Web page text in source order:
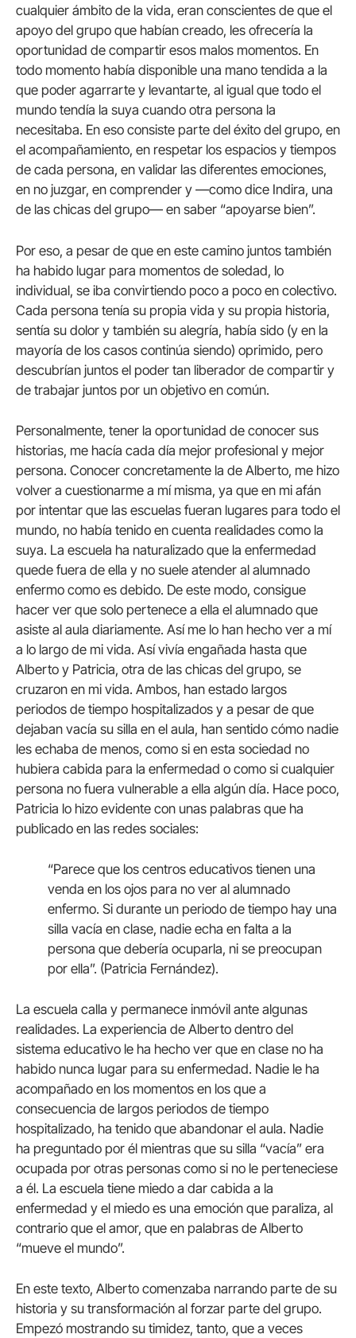
cualquier ámbito de la vida, eran conscientes de que el
apoyo del grupo que habían creado, les ofrecería la
oportunidad de compartir esos malos momentos. En
todo momento había disponible una mano tendida a la
que poder agarrarte y levantarte, al igual que todo el
mundo tendía la suya cuando otra persona la
necesitaba. En eso consiste parte del éxito del grupo, en
el acompañamiento, en respetar los espacios y tiempos
de cada persona, en validar las diferentes emociones,
en no juzgar, en comprender y —como dice Indira, una
de las chicas del grupo— en saber “apoyarse bien”.
Por eso, a pesar de que en este camino juntos también
ha habido lugar para momentos de soledad, lo
individual, se iba convirtiendo poco a poco en colectivo.
Cada persona tenía su propia vida y su propia historia,
sentía su dolor y también su alegría, había sido (y en la
mayoría de los casos continúa siendo) oprimido, pero
descubrían juntos el poder tan liberador de compartir y
de trabajar juntos por un objetivo en común.
Personalmente, tener la oportunidad de conocer sus
historias, me hacía cada día mejor profesional y mejor
persona. Conocer concretamente la de Alberto, me hizo
volver a cuestionarme a mí misma, ya que en mi afán
por intentar que las escuelas fueran lugares para todo el
mundo, no había tenido en cuenta realidades como la
suya. La escuela ha naturalizado que la enfermedad
quede fuera de ella y no suele atender al alumnado
enfermo como es debido. De este modo, consigue
hacer ver que solo pertenece a ella el alumnado que
asiste al aula diariamente. Así me lo han hecho ver a mí
a lo largo de mi vida. Así vivía engañada hasta que
Alberto y Patricia, otra de las chicas del grupo, se
cruzaron en mi vida. Ambos, han estado largos
periodos de tiempo hospitalizados y a pesar de que
dejaban vacía su silla en el aula, han sentido cómo nadie
les echaba de menos, como si en esta sociedad no
hubiera cabida para la enfermedad o como si cualquier
persona no fuera vulnerable a ella algún día. Hace poco,
Patricia lo hizo evidente con unas palabras que ha
publicado en las redes sociales:
“Parece que los centros educativos tienen una
venda en los ojos para no ver al alumnado
enfermo. Si durante un periodo de tiempo hay una
silla vacía en clase, nadie echa en falta a la
persona que debería ocuparla, ni se preocupan
por ella”. (Patricia Fernández).
La escuela calla y permanece inmóvil ante algunas
realidades. La experiencia de Alberto dentro del
sistema educativo le ha hecho ver que en clase no ha
habido nunca lugar para su enfermedad. Nadie le ha
acompañado en los momentos en los que a
consecuencia de largos periodos de tiempo
hospitalizado, ha tenido que abandonar el aula. Nadie
ha preguntado por él mientras que su silla “vacía” era
ocupada por otras personas como si no le perteneciese
a él. La escuela tiene miedo a dar cabida a la
enfermedad y el miedo es una emoción que paraliza, al
contrario que el amor, que en palabras de Alberto
“mueve el mundo”.
En este texto, Alberto comenzaba narrando parte de su
historia y su transformación al forzar parte del grupo.
Empezó mostrando su timidez, tanto, que a veces